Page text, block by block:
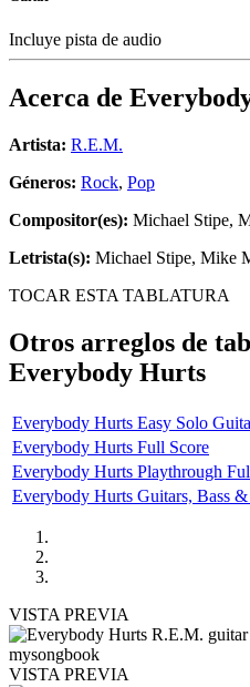
Incluye pista de audio
Acerca de
Artista: R.E.M.
Géneros: Rock, Pop
Compositor(es): Michael Stipe,
Letrista(s): Michael Stipe, Mike
TOCAR ESTA TABLATURA
Otros arreglos de
Everybody Hurts
Everybody Hurts Easy Solo
Everybody Hurts Full Score
Everybody Hurts Playthrough
Everybody Hurts Guitars, Bass
VISTA PREVIA
VISTA PREVIA